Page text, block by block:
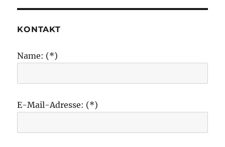
KONTAKT
Name: (*)
E-Mail-Adresse: (*)